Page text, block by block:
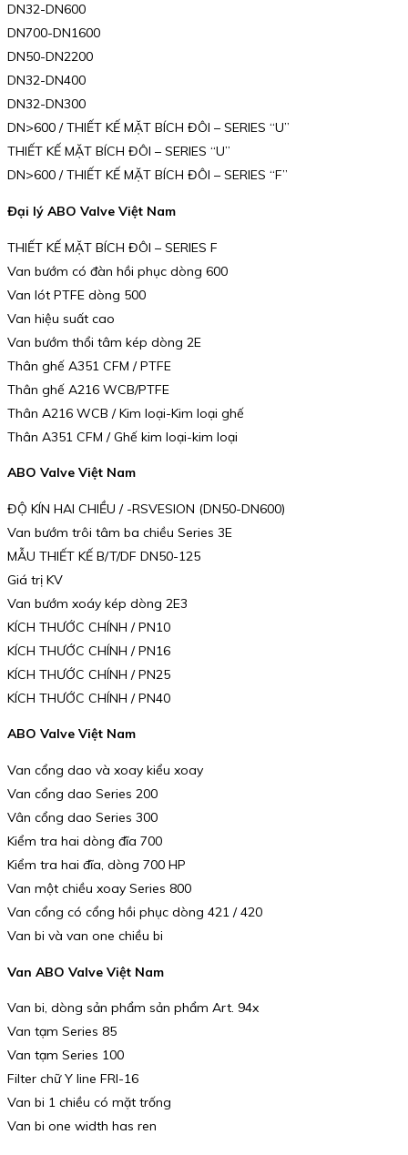
DN32-DN600
DN700-DN1600
DN50-DN2200
DN32-DN400
DN32-DN300
DN>600 / THIẾT KẾ MẶT BÍCH ĐÔI – SERIES “U”
THIẾT KẾ MẶT BÍCH ĐÔI – SERIES “U”
DN>600 / THIẾT KẾ MẶT BÍCH ĐÔI – SERIES “F”
Đại lý ABO Valve Việt Nam
THIẾT KẾ MẶT BÍCH ĐÔI – SERIES F
Van bướm có đàn hồi phục dòng 600
Van lót PTFE dòng 500
Van hiệu suất cao
Van bướm thổi tâm kép dòng 2E
Thân ghế A351 CFM / PTFE
Thân ghế A216 WCB/PTFE
Thân A216 WCB / Kim loại-Kim loại ghế
Thân A351 CFM / Ghế kim loại-kim loại
ABO Valve Việt Nam
ĐỘ KÍN HAI CHIỀU / -RSVESION (DN50-DN600)
Van bướm trôi tâm ba chiều Series 3E
MẪU THIẾT KẾ B/T/DF DN50-125
Giá trị KV
Van bướm xoáy kép dòng 2E3
KÍCH THƯỚC CHÍNH / PN10
KÍCH THƯỚC CHÍNH / PN16
KÍCH THƯỚC CHÍNH / PN25
KÍCH THƯỚC CHÍNH / PN40
ABO Valve Việt Nam
Van cổng dao và xoay kiểu xoay
Van cổng dao Series 200
Vân cổng dao Series 300
Kiểm tra hai dòng đĩa 700
Kiểm tra hai đĩa, dòng 700 HP
Van một chiều xoay Series 800
Van cổng có cổng hồi phục dòng 421 / 420
Van bi và van one chiều bi
Van ABO Valve Việt Nam
Van bi, dòng sản phẩm sản phẩm Art. 94x
Van tạm Series 85
Van tạm Series 100
Filter chữ Y line FRI-16
Van bi 1 chiều có mặt trống
Van bi one width has ren